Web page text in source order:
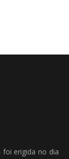
foi erigida no dia